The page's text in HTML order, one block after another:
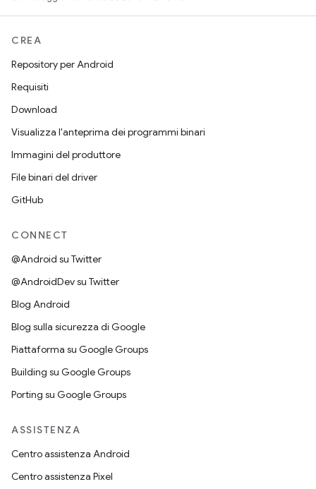
CREA
Repository per Android
Requisiti
Download
Visualizza l'anteprima dei programmi binari
Immagini del produttore
File binari del driver
GitHub
CONNECT
@Android su Twitter
@AndroidDev su Twitter
Blog Android
Blog sulla sicurezza di Google
Piattaforma su Google Groups
Building su Google Groups
Porting su Google Groups
ASSISTENZA
Centro assistenza Android
Centro assistenza Pixel